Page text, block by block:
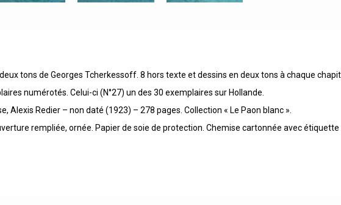
tons de Georges Tcherkessoff. 8 hors texte et dessins en deux tons à chaque
numérotés. Celui-ci (N°27) un des 30 exemplaires sur Hollande.
Alexis Redier – non daté (1923) – 278 pages. Collection « Le Paon blanc ».
rempliée, ornée. Papier de soie de protection. Chemise cartonnée avec